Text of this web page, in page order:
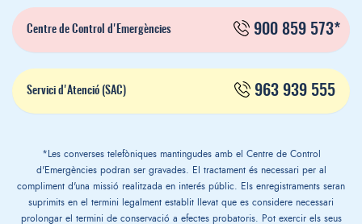
Centre de Control d'Emergències 900 859 573*
Servici d'Atenció (SAC) 963 939 555
*Les converses telefòniques mantingudes amb el Centre de Control
d'Emergències podran ser gravades. El tractament és necessari per al
compliment d'una missió realitzada en interés públic. Els enregistraments seran
suprimits en el termini legalment establit llevat que es considere necessari
prolongar el termini de conservació a efectes probatoris. Pot exercir els seus